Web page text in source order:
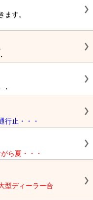
す。
行止・・・
ら夏・・・
型ディーラー合